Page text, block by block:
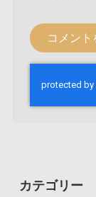
カテゴリー